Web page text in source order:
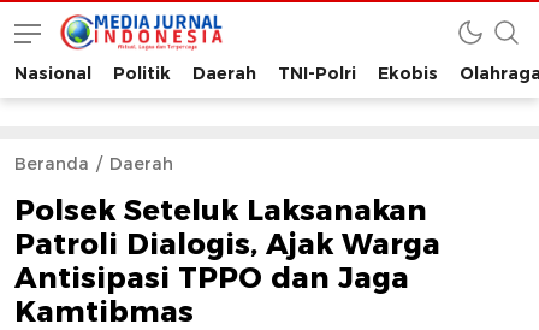
Media Jurnal Indonesia
Bersama Membangun Indonesia
Nasional Politik Daerah TNI-Polri Ekobis
Beranda Daerah
Polsek Seteluk Laksanakan
Patroli Dialogis, Ajak Warga
Antisipasi TPPO dan Jaga
Kamtibmas